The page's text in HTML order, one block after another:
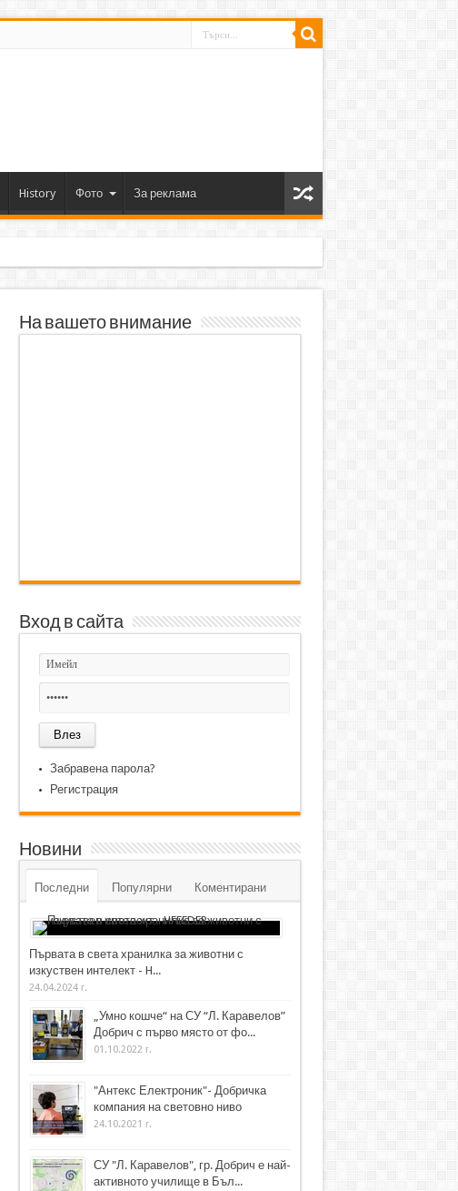
History Фото За реклама
На вашето внимание
Вход в сайта
Забравена парола?
Регистрация
Новини
Последни Популярни Коментирани
Първата в света хранилка за животни с
изкуствен интелект - H...
24.04.2024 г.
„Умно кошче“ на СУ “Л. Каравелов”
Добрич с първо място от фо...
01.10.2022 г.
"Антекс Електроник"- Добричка
компания на световно ниво
24.10.2021 г.
СУ "Л. Каравелов", гр. Добрич е най-
активното училище в Бъл...